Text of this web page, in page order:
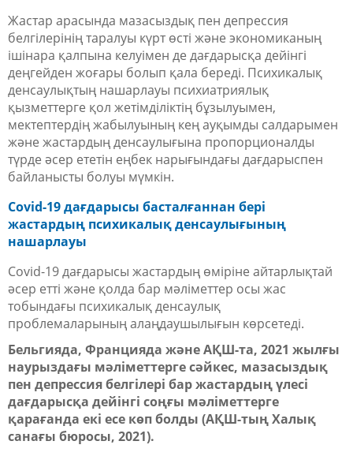
Жастар арасында мазасыздық пен депрессия
белгілерінің таралуы күрт өсті және экономиканың
ішінара қалпына келуімен де дағдарысқа дейінгі
деңгейден жоғары болып қала береді. Психикалық
денсаулықтың нашарлауы психиатриялық
қызметтерге қол жетімділіктің бұзылуымен,
мектептердің жабылуының кең ауқымды салдарымен
және жастардың денсаулығына пропорционалды
түрде әсер ететін еңбек нарығындағы дағдарыспен
байланысты болуы мүмкін.
Covid-19 дағдарысы басталғаннан бері
жастардың психикалық денсаулығының
нашарлауы
Covid-19 дағдарысы жастардың өміріне айтарлықтай
әсер етті және қолда бар мәліметтер осы жас
тобындағы психикалық денсаулық
проблемаларының алаңдаушылығын көрсетеді.
Бельгияда, Францияда және АҚШ-та, 2021 жылғы
наурыздағы мәліметтерге сәйкес, мазасыздық
пен депрессия белгілері бар жастардың үлесі
дағдарысқа дейінгі соңғы мәліметтерге
қарағанда екі есе көп болды (АҚШ-тың Халық
санағы бюросы, 2021).